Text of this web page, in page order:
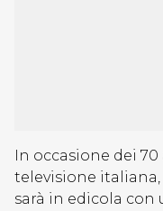
In occasione dei
televisione
sarà in edicola con